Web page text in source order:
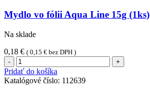
Mydlo vo fólii Aqua Line 15g (1ks)
Na sklade
0,18 € ( 0,15 € bez DPH )
množstvo
Mydlo
vo
fólii
Pridať do košíka
Katalógové číslo: 112639